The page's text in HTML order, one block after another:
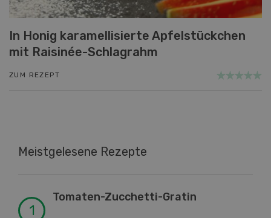
In Honig karamellisierte Apfelstückchen
mit Raisinée-Schlagrahm
ZUM REZEPT
Meistgelesene Rezepte
Tomaten-Zucchetti-Gratin